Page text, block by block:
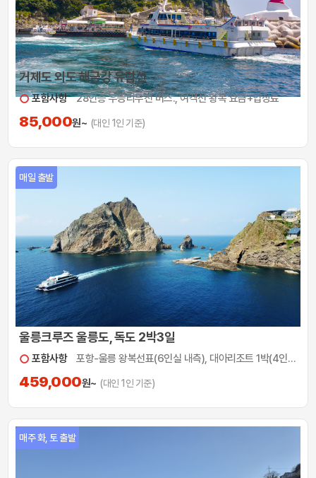
거제도 외도 해금강 유람선
포함사항 28인승 우등리무진 버스., 여객선 왕복 요금+입장료
85,000원~ (대인 1인 기준)
매일 출발
울릉크루즈 울릉도, 독도 2박3일
포함사항 포항-울릉 왕복선표(6인실 내측), 대아리조트 1박(4인 1실 기준), 식사4식, 독도, 육로A투어, 육로B투어
459,000원~ (대인 1인 기준)
매주 화, 토 출발